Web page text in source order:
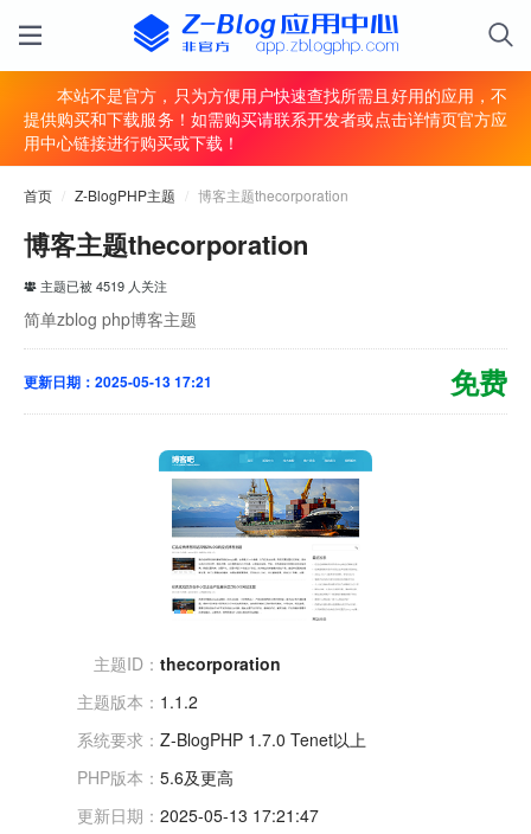
本站不是官方，只为方便用户快速查找所需且好用的应用，不
提供购买和下载服务！如需购买请联系开发者或点击详情页官方应
用中心链接进行购买或下载！
首页 Z-BlogPHP主题 博客主题thecorporation
博客主题thecorporation
主题已被 4519 人关注
简单zblog php博客主题
免费
更新日期：2025-05-13 17:21
主题ID： thecorporation
主题版本： 1.1.2
系统要求： Z-BlogPHP 1.7.0 Tenet以上
PHP版本： 5.6及更高
更新日期： 2025-05-13 17:21:47